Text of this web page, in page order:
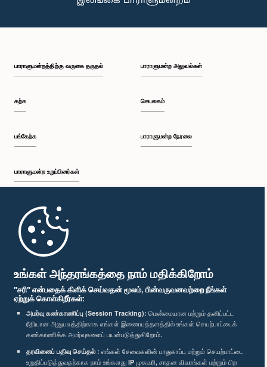
உங்கள் அந்தரங்கத்தை நாம் மதிக்கிறோம்
"சரி" என்பதைக் கிளிக் செய்வதன் மூலம், பின்வருவனவற்றை நீங்கள்
ஏற்றுக் கொள்கிறீர்கள்:
அமர்வு கண்காணிப்பு (Session Tracking): மென்மையான மற்றும் தனிப்பட்ட
ரீதியான அனுபவத்திற்காக எங்கள் இணையத்தளத்தில் உங்கள் செயற்பாட்டைக்
கண்காணிக்க அமர்வுகளைப் பயன்படுத்துகிறோம்.
தரவினைப் பதிவு செய்தல் : எங்கள் சேவைகளின் பாதுகாப்பு மற்றும் செயற்பாட்டை
உறுதிப்படுத்துவதற்காக நாம் உங்களது IP முகவரி, சாதன விவரங்கள் மற்றும் பிற
பி.ப. 1:59 - பி.ப. 2:10
பி.ப. 2:19 - பி.ப. 2:29
பி.ப. 2:37 - பி.ப. 2:46
பி.ப. 2:46 - பி.ப. 2:55
பி.ப. 2:55 - பி.ப. 3:05
பாராளுமன்றத்திற்கு வருகை தருதல்
கற்க
பங்கேற்க
பாராளுமன்ற உறுப்பினர்கள்
முதற்பக்கம்
பாராளுமன்ற அலுவல்கள்
செயலகம்
பாராளுமன்ற நேரலை
பாராளுமன்ற கையடக்க செயலி
எம்மை பின்தொடர்க :
விருதுகள்